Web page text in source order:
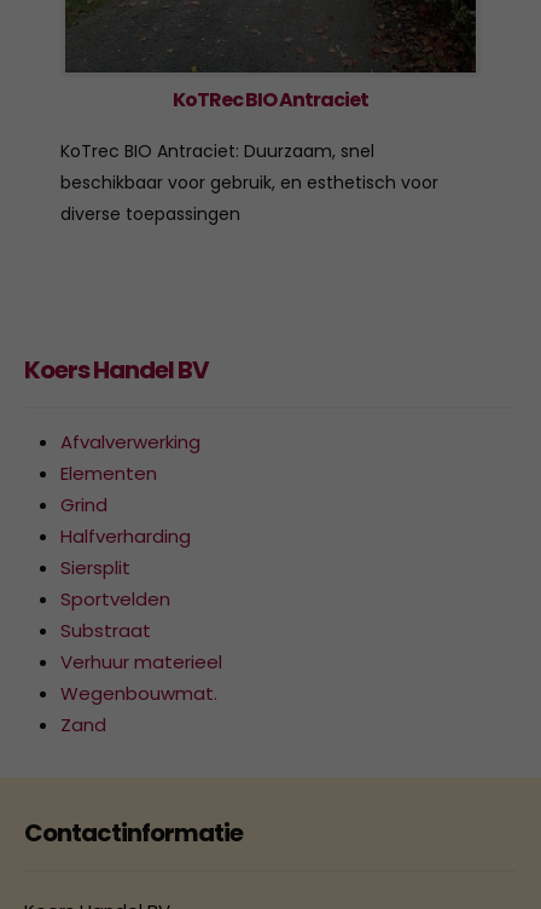
KoTRec BIO Antraciet
KoTrec BIO Antraciet: Duurzaam, snel
beschikbaar voor gebruik, en esthetisch voor
diverse toepassingen
Koers Handel BV
Afvalverwerking
Elementen
Grind
Halfverharding
Siersplit
Sportvelden
Substraat
Verhuur materieel
Wegenbouwmat.
Zand
Contactinformatie